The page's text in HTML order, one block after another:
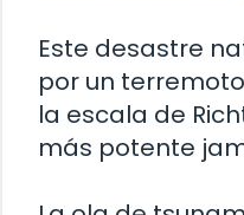
Este desastre
por un
la escala de
más potente